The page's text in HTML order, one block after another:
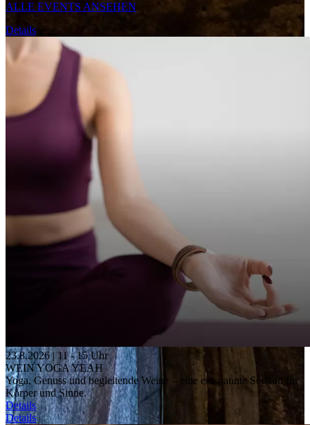
ALLE EVENTS ANSEHEN
Details
23.8.2026 | 11 - 15 Uhr
WEIN YOGA YEAH
Yoga, Genuss und begleitende Weine – eine entspannte Session für
Körper und Sinne.
Details
Details